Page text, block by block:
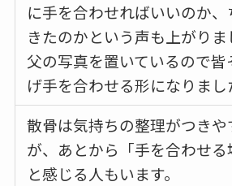
に手を合わせればいいのか
きたのかという声も上がり
父の写真を置いているので
げ手を合わせる形になりまし
散骨は気持ちの整理がつき
が、あとから「手を合わせる
と感じる人もいます。